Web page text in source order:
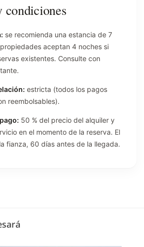
condiciones
se recomienda una estancia de 7
aceptan 4 noches si
existentes. Consulte con
estricta (todos los pagos
reembolsables).
50 % del precio del alquiler y
en el momento de la reserva. El
fianza, 60 días antes de la llegada.